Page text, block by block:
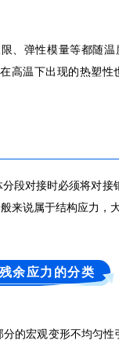
、弹性模量等都随
高温下出现的热塑性
段对接时必须将对接
来说属于结构应力，
残余应力的分类
的宏观变形不均匀